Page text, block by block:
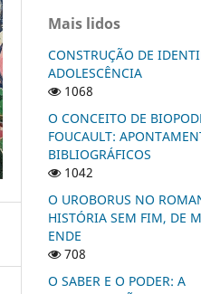
Mais lidos
CONSTRUÇÃO DE
ADOLESCÊNCIA
1068
O CONCEITO DE
FOUCAULT:
BIBLIOGRÁFICOS
1042
O UROBORUS NO
HISTÓRIA SEM FIM, DE
ENDE
708
O SABER E O PODER: A